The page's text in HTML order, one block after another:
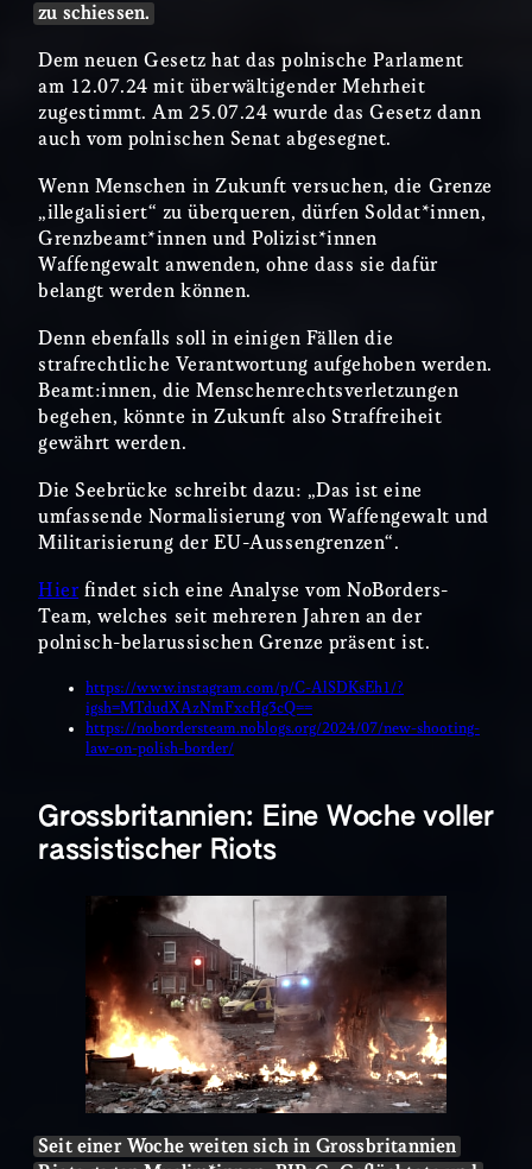
zu schiessen.
Dem neuen Gesetz hat das polnische Parlament
am 12.07.24 mit überwältigender Mehrheit
zugestimmt. Am 25.07.24 wurde das Gesetz dann
auch vom polnischen Senat abgesegnet.
Wenn Menschen in Zukunft versuchen, die Grenze
„illegalisiert“ zu überqueren, dürfen Soldat*innen,
Grenzbeamt*innen und Polizist*innen
Waffengewalt anwenden, ohne dass sie dafür
belangt werden können.
Denn ebenfalls soll in einigen Fällen die
strafrechtliche Verantwortung aufgehoben werden.
Beamt:innen, die Menschenrechtsverletzungen
begehen, könnte in Zukunft also Straffreiheit
gewährt werden.
Die Seebrücke schreibt dazu: „Das ist eine
umfassende Normalisierung von Waffengewalt und
Militarisierung der EU-Aussengrenzen“.
Hierfindet sich eine Analyse vom NoBorders-
Team, welches seit mehreren Jahren an der
polnisch-belarussischen Grenze präsent ist.
https://www.instagram.com/p/C-AlSDKsEh1/?
igsh=MTdudXAzNmFxcHg3cQ==
https://nobordersteam.noblogs.org/2024/07/new-shooting-
law-on-polish-border/
Grossbritannien: Eine Woche voller
rassistischer Riots
Seit einer Woche weiten sich in Grossbritannien